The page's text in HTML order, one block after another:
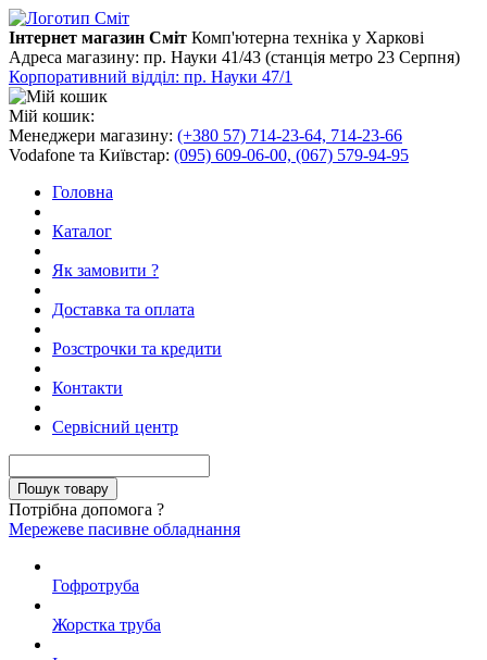
Інтернет магазин Сміт Комп'ютерна техніка у Харкові
Адреса магазину: пр. Науки 41/43 (станція метро 23 Серпня)
Корпоративний відділ: пр. Науки 47/1
Мій кошик:
Менеджери магазину: (+380 57) 714-23-64, 714-23-66
Vodafone та Київстар: (095) 609-06-00, (067) 579-94-95
Головна
Каталог
Як замовити ?
Доставка та оплата
Розстрочки та кредити
Контакти
Сервісний центр
Потрібна допомога ?
Мережеве пасивне обладнання
Гофротруба
Жорстка труба